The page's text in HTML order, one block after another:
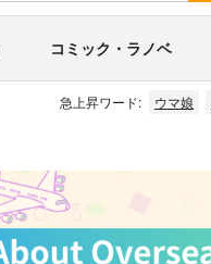
コミック・ラノベ
急上昇ワード: ウマ娘